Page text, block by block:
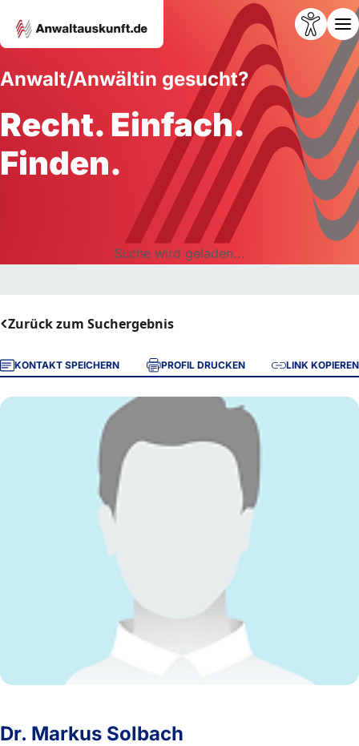
Anwalt/Anwältin gesucht?
Recht. Einfach.
Finden.
Suche wird geladen...
Zurück zum Suchergebnis
KONTAKT SPEICHERN PROFIL DRUCKEN LINK KOPIEREN
Dr. Markus Solbach